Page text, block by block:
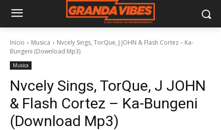
Início Musica
Nvcely Sings, TorQue, J JOHN & Flash Cortez – Ka-
Bungeni (Download Mp3)
Musica
Nvcely Sings, TorQue, J JOHN
& Flash Cortez – Ka-Bungeni
(Download Mp3)